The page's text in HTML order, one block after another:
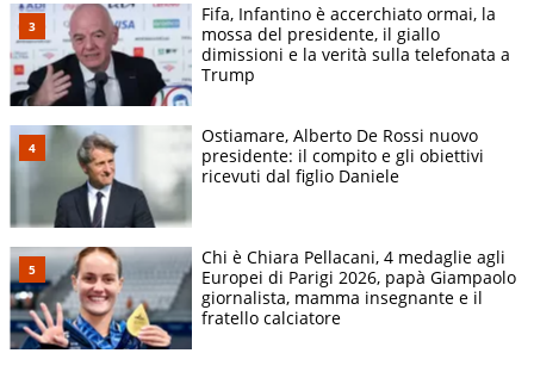
Fifa, Infantino è accerchiato ormai, la
mossa del presidente, il giallo
dimissioni e la verità sulla telefonata a
Trump
Ostiamare, Alberto De Rossi nuovo
presidente: il compito e gli obiettivi
ricevuti dal figlio Daniele
Chi è Chiara Pellacani, 4 medaglie agli
Europei di Parigi 2026, papà Giampaolo
giornalista, mamma insegnante e il
fratello calciatore